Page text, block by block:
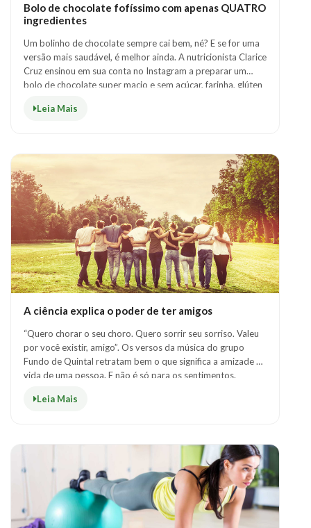
Bolo de chocolate fofíssimo com apenas QUATRO
ingredientes
Um bolinho de chocolate sempre cai bem, né? E se for uma
versão mais saudável, é melhor ainda. A nutricionista Clarice
Cruz ensinou em sua conta no Instagram a preparar um
bolo de chocolate super macio e sem açúcar, farinha, glúten
Leia Mais
A ciência explica o poder de ter amigos
“Quero chorar o seu choro. Quero sorrir seu sorriso. Valeu
por você existir, amigo”. Os versos da música do grupo
Fundo de Quintal retratam bem o que significa a amizade na
vida de uma pessoa. E não é só para os sentimentos.
Leia Mais